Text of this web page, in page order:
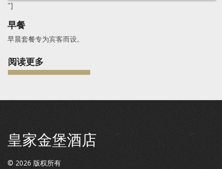
"]
早餐
早晨套餐专为宾客而设。
阅读更多
皇家金堡酒店
© 2026 版权所有